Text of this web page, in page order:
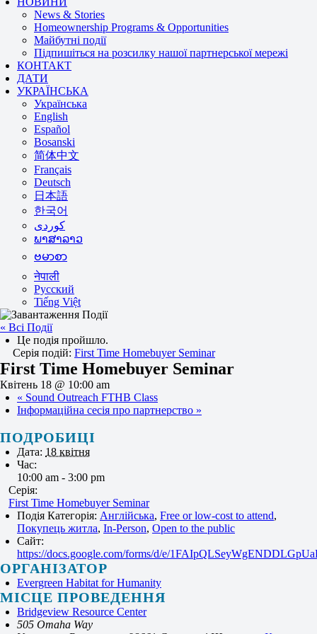
News & Stories
Homeownership Programs & Opportunities
Майбутні події
Підпишіться на розсилку нашої партнерської мережі
КОНТАКТ
ДАТИ
УКРАЇНСЬКА
Українська
English
Español
Bosanski
简体中文
Français
Deutsch
日本語
한국어
ພາສາລາວ
ဗမာစာ
नेपाली
Русский
Tiếng Việt
« Всі Події
Це подія пройшло.
Серія подій: First Time Homebuyer Seminar
First Time Homebuyer Seminar
Квітень 18 @ 10:00 am
« Sound Outreach FTHB Class
Інформаційна сесія про партнерство »
ПОДРОБИЦІ
Дата: 18 квітня
Час:
10:00 am - 3:00 pm
Серія:
First Time Homebuyer Seminar
Подія Категорія: Англійська, Free or low-cost to attend,
Покупець житла, In-Person, Open to the public
Сайт:
https://docs.google.com/forms/d/e/
ОРГАНІЗАТОР
Evergreen Habitat for Humanity
МІСЦЕ ПРОВЕДЕННЯ
Bridgeview Resource Center
505 Omaha Way